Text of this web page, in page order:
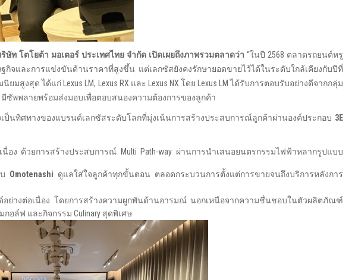
ท โตโยต้า มอเตอร์ ประเทศไทย จำกัด เปิดเผยถึงภาพรวมตลาดว่า “ในปี 2568 ตลาดรถยนต์หรู
กิจและการแข่งขันด้านราคาที่สูงขึ้น แต่เลกซัสยังคงรักษายอดขายไว้ได้ในระดับใกล้เคียงกับปีที่
งสุด ได้แก่ Lexus LM, Lexus RX และ Lexus NX โดย Lexus LM ได้รับการตอบรับอย่างดีจากกลุ่ม
ซัพพลายพร้อมส่งมอบเพื่อตอบสนองความต้องการของลูกค้า
ป็นทิศทางของแบรนด์เลกซัสระดับโลกที่มุ่งเน้นการสร้างประสบการณ์ลูกค้าผ่านองค์ประกอบ 3E
นื่อง ด้วยการสร้างประสบการณ์ Multi Path-way ผ่านการนำเสนอยนตรกรรมไฟฟ้าหลากรูปแบบ
Omotenashi ดูแลใส่ใจลูกค้าทุกขั้นตอน ตลอดกระบวนการตั้งแต่การขายจนถึงบริการหลังการ
อย่างต่อเนื่อง โดยการสร้างความผูกพันด้านอารมณ์ นอกเหนือจากความชื่นชอบในตัวผลิตภัณฑ์
อล์ฟ และกิจกรรม Culinary สุดพิเศษ